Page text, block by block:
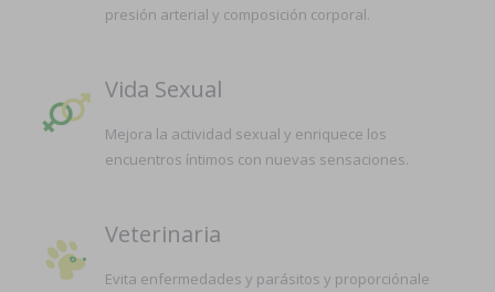
presión arterial y composición corporal.
Vida Sexual
Mejora la actividad sexual y enriquece los
encuentros íntimos con nuevas sensaciones.
Veterinaria
Evita enfermedades y parásitos y proporciónale